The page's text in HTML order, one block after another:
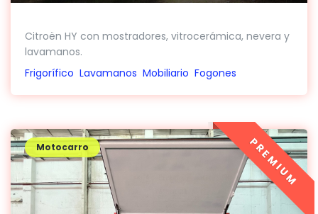
Citroën HY con mostradores, vitrocerámica, nevera y
lavamanos.
Frigorífico Lavamanos Mobiliario Fogones
Motocarro PREMIUM